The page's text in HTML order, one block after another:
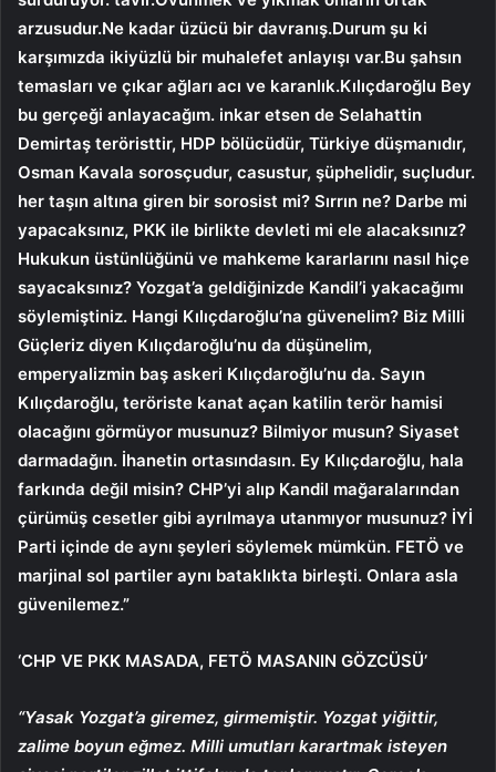
arzusudur.Ne kadar üzücü bir davranış.Durum şu ki
karşımızda ikiyüzlü bir muhalefet anlayışı var.Bu şahsın
temasları ve çıkar ağları acı ve karanlık.Kılıçdaroğlu Bey
bu gerçeği anlayacağım. inkar etsen de Selahattin
Demirtaş teröristtir, HDP bölücüdür, Türkiye düşmanıdır,
Osman Kavala sorosçudur, casustur, şüphelidir, suçludur.
her taşın altına giren bir sorosist mi? Sırrın ne? Darbe mi
yapacaksınız, PKK ile birlikte devleti mi ele alacaksınız?
Hukukun üstünlüğünü ve mahkeme kararlarını nasıl hiçe
sayacaksınız? Yozgat’a geldiğinizde Kandil’i yakacağımı
söylemiştiniz. Hangi Kılıçdaroğlu’na güvenelim? Biz Milli
Güçleriz diyen Kılıçdaroğlu’nu da düşünelim,
emperyalizmin baş askeri Kılıçdaroğlu’nu da. Sayın
Kılıçdaroğlu, teröriste kanat açan katilin terör hamisi
olacağını görmüyor musunuz? Bilmiyor musun? Siyaset
darmadağın. İhanetin ortasındasın. Ey Kılıçdaroğlu, hala
farkında değil misin? CHP’yi alıp Kandil mağaralarından
çürümüş cesetler gibi ayrılmaya utanmıyor musunuz? İYİ
Parti içinde de aynı şeyleri söylemek mümkün. FETÖ ve
marjinal sol partiler aynı bataklıkta birleşti. Onlara asla
güvenilemez.”
‘CHP VE PKK MASADA, FETÖ MASANIN GÖZCÜSÜ’
“Yasak Yozgat’a giremez, girmemiştir. Yozgat yiğittir,
zalime boyun eğmez. Milli umutları karartmak isteyen